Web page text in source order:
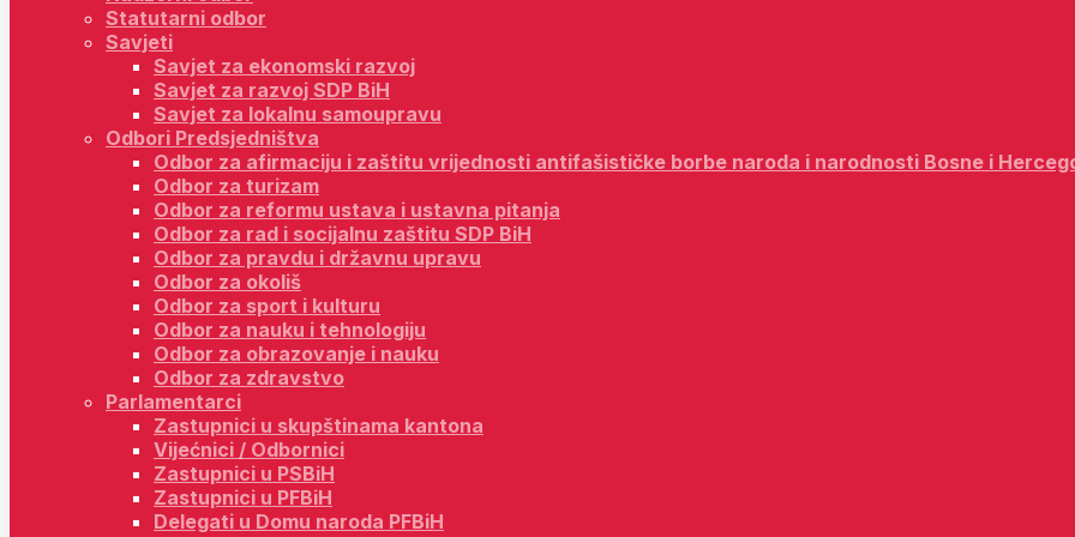
Statutarni odbor
Savjeti
Savjet za ekonomski razvoj
Savjet za razvoj SDP BiH
Savjet za lokalnu samoupravu
Odbori Predsjedništva
Odbor za afirmaciju i zaštitu vrijednosti antifašističke borbe naroda i narodnosti Bosne i
Odbor za turizam
Odbor za reformu ustava i ustavna pitanja
Odbor za rad i socijalnu zaštitu SDP BiH
Odbor za pravdu i državnu upravu
Odbor za okoliš
Odbor za sport i kulturu
Odbor za nauku i tehnologiju
Odbor za obrazovanje i nauku
Odbor za zdravstvo
Parlamentarci
Zastupnici u skupštinama kantona
Vijećnici / Odbornici
Zastupnici u PSBiH
Zastupnici u PFBiH
Delegati u Domu naroda PFBiH